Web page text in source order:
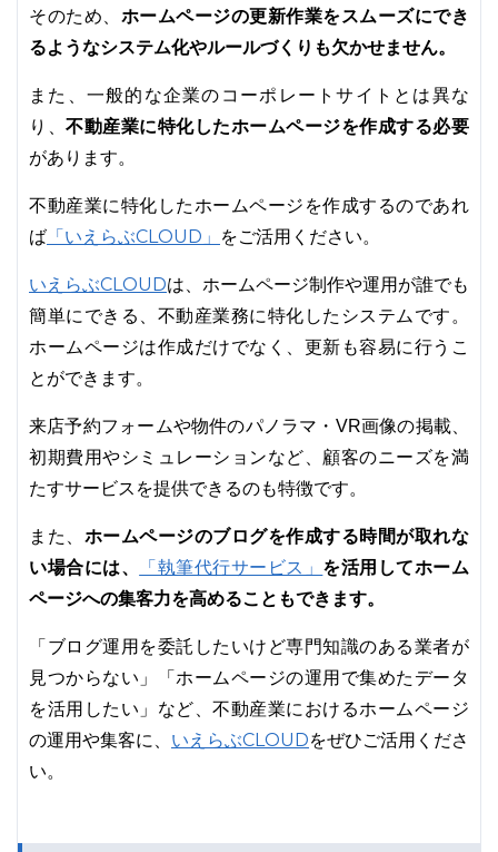
そのため、 ホームページの更新作業をスムーズにでき
るようなシステム化やルールづくりも欠かせません。
また、一般的な企業のコーポレートサイトとは異な
り、不動産業に特化したホームページを作成する必要
があります。
不動産業に特化したホームページを作成するのであれ
ば 「いえらぶCLOUD」 をご活用ください。
いえらぶCLOUDは、ホームページ制作や運用が誰でも
簡単にできる、不動産業務に特化したシステムです。
ホームページは作成だけでなく、更新も容易に行うこ
とができます。
来店予約フォームや物件のパノラマ・VR画像の掲載、
初期費用やシミュレーションなど、顧客のニーズを満
たすサービスを提供できるのも特徴です。
また、 ホームページのブログを作成する時間が取れな
い場合には、
「執筆代行サービス」 を活用してホーム
ページへの集客力を高めることもできます。
「ブログ運用を委託したいけど専門知識のある業者が
見つからない」「ホームページの運用で集めたデータ
を活用したい」など、不動産業におけるホームページ
の運用や集客に、 いえらぶCLOUDをぜひご活用くださ
い。